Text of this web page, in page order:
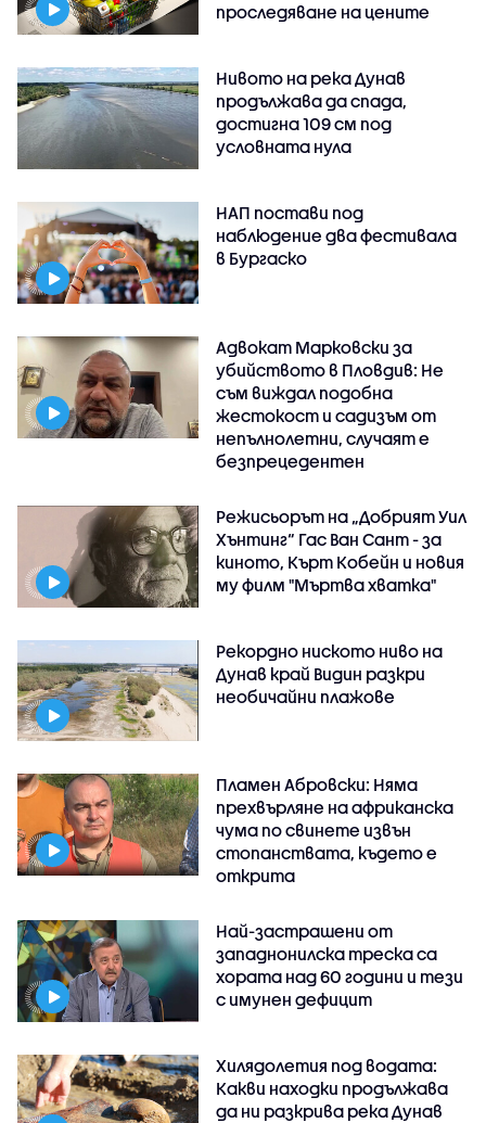
проследяване на цените
Нивото на река Дунав
продължава да спада,
достигна 109 см под
условната нула
НАП постави под
наблюдение два фестивала
в Бургаско
Адвокат Марковски за
убийството в Пловдив: Не
съм виждал подобна
жестокост и садизъм от
непълнолетни, случаят е
безпрецедентен
Режисьорът на „Добрият Уил
Хънтинг“ Гас Ван Сант - за
киното, Кърт Кобейн и новия
му филм "Мъртва хватка"
Рекордно ниското ниво на
Дунав край Видин разкри
необичайни плажове
Пламен Абровски: Няма
прехвърляне на африканска
чума по свинете извън
стопанствата, където е
открита
Най-застрашени от
западнонилска треска са
хората над 60 години и тези
с имунен дефицит
Хилядолетия под водата:
Какви находки продължава
да ни разкрива река Дунав